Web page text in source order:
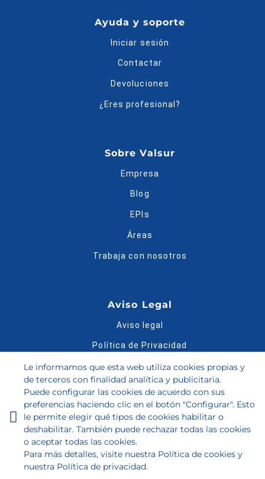
Ayuda y soporte
Iniciar sesión
Contactar
Devoluciones
¿Eres profesional?
Sobre Valsur
Empresa
Blog
EPIs
Áreas
Trabaja con nosotros
Aviso Legal
Aviso legal
Política de Privacidad
Política de Cookies
Condiciones de compra
Bases legales del Sorteo
Guía de tallas
Le informamos que esta web utiliza cookies propias y
de terceros con finalidad analítica y publicitaria.
Puede configurar las cookies de acuerdo con sus
preferencias haciendo clic en el botón "Configurar". Esto
le permite elegir qué tipos de cookies habilitar o
deshabilitar. También puede rechazar todas las cookies
o aceptar todas las cookies.
Para más detalles, visite nuestra Política de cookies y
nuestra Política de privacidad.
Ordenado por